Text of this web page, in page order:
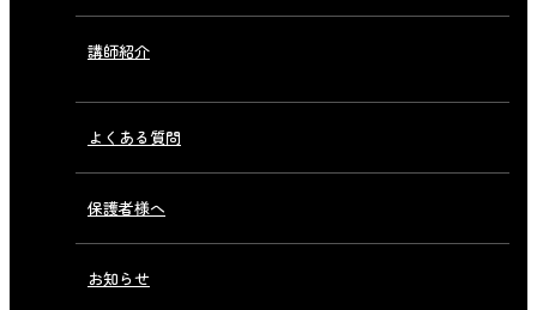
講師紹介
よくある質問
保護者様へ
お知らせ